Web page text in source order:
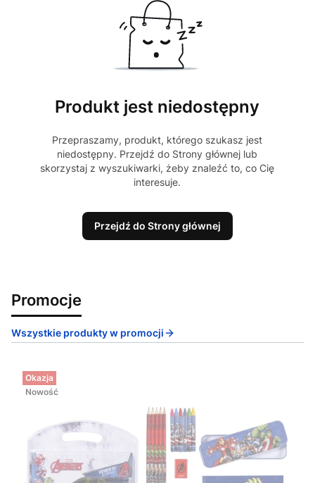
Produkt jest niedostępny
Przepraszamy, produkt, którego szukasz jest
niedostępny. Przejdź do Strony głównej lub
skorzystaj z wyszukiwarki, żeby znaleźć to, co Cię
interesuje.
Przejdź do Strony głównej
Promocje
Wszystkie produkty w promocji
Okazja
Nowość